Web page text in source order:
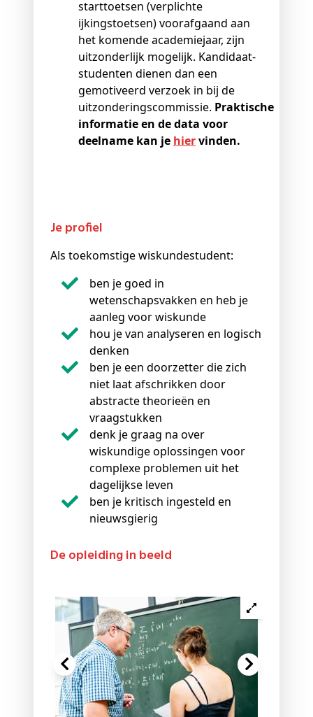
starttoetsen (verplichte
ijkingstoetsen) voorafgaand aan
het komende academiejaar, zijn
uitzonderlijk mogelijk. Kandidaat-
studenten dienen dan een
gemotiveerd verzoek in bij de
uitzonderingscommissie. Praktische
informatie en de data voor
deelname kan je hiervinden.
Je profiel
Als toekomstige wiskundestudent:
ben je goed in
wetenschapsvakken en heb je
aanleg voor wiskunde
hou je van analyseren en logisch
denken
ben je een doorzetter die zich
niet laat afschrikken door
abstracte theorieën en
vraagstukken
denk je graag na over
wiskundige oplossingen voor
complexe problemen uit het
dagelijkse leven
ben je kritisch ingesteld en
nieuwsgierig
De opleiding in beeld